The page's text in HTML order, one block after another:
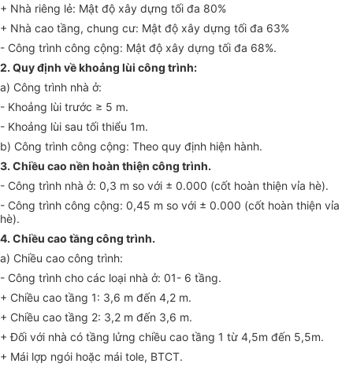
+ Nhà riêng lẻ: Mật độ xây dựng tối đa 80%
+ Nhà cao tầng, chung cư: Mật độ xây dựng tối đa 63%
- Công trình công cộng: Mật độ xây dựng tối đa 68%.
2. Quy định về khoảng lùi công trình:
a) Công trình nhà ở:
- Khoảng lùi trước ≥ 5 m.
- Khoảng lùi sau tối thiểu 1m.
b) Công trình công cộng: Theo quy định hiện hành.
3. Chiều cao nền hoàn thiện công trình.
- Công trình nhà ở: 0,3 m so với ± 0.000 (cốt hoàn thiện vỉa hè).
- Công trình công cộng: 0,45 m so với ± 0.000 (cốt hoàn thiện vỉa
hè).
4. Chiều cao tầng công trình.
a) Chiều cao công trình:
- Công trình cho các loại nhà ở: 01- 6 tầng.
+ Chiều cao tầng 1: 3,6 m đến 4,2 m.
+ Chiều cao tầng 2: 3,2 m đến 3,6 m.
+ Đối với nhà có tầng lửng chiều cao tầng 1 từ 4,5m đến 5,5m.
+ Mái lợp ngói hoặc mái tole, BTCT.